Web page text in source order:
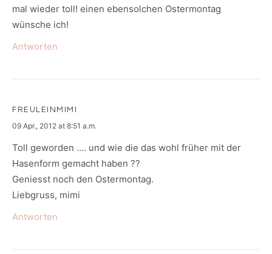
mal wieder toll! einen ebensolchen Ostermontag
wünsche ich!
Antworten
FREULEINMIMI
says:
09 Apr., 2012 at 8:51 a.m.
Toll geworden …. und wie die das wohl früher mit der
Hasenform gemacht haben ??
Geniesst noch den Ostermontag.
Liebgruss, mimi
Antworten